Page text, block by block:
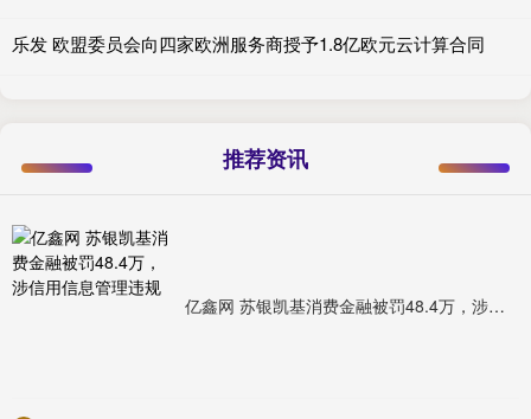
乐发 欧盟委员会向四家欧洲服务商授予1.8亿欧元云计算合同
推荐资讯
亿鑫网 苏银凯基消费金融被罚48.4万，涉信用信息管理违规